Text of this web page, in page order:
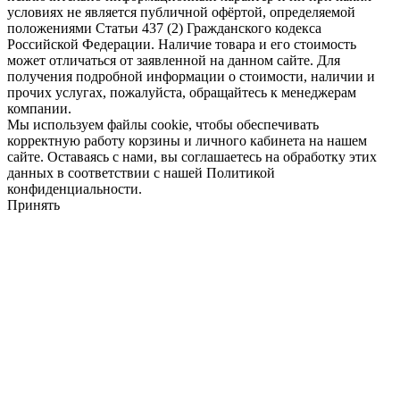
условиях не является публичной офёртой, определяемой
положениями Статьи 437 (2) Гражданского кодекса
Российской Федерации. Наличие товара и его стоимость
может отличаться от заявленной на данном сайте. Для
получения подробной информации о стоимости, наличии и
прочих услугах, пожалуйста, обращайтесь к менеджерам
компании.
Мы используем файлы cookie, чтобы обеспечивать
корректную работу корзины и личного кабинета на нашем
сайте. Оставаясь с нами, вы соглашаетесь на обработку этих
данных в соответствии с нашей Политикой
конфиденциальности.
Принять